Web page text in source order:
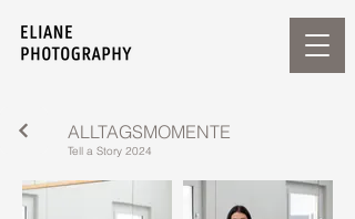
ALLTAGSMOMENTE
Tell a Story 2024